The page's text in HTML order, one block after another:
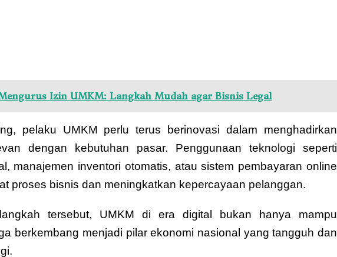
Izin UMKM: Langkah Mudah agar Bisnis Legal
pelaku UMKM perlu terus berinovasi dalam menghadirkan
dengan kebutuhan pasar. Penggunaan teknologi seperti
manajemen inventori otomatis, atau sistem pembayaran online
proses bisnis dan meningkatkan kepercayaan pelanggan.
tersebut, UMKM di era digital bukan hanya mampu
berkembang menjadi pilar ekonomi nasional yang tangguh dan